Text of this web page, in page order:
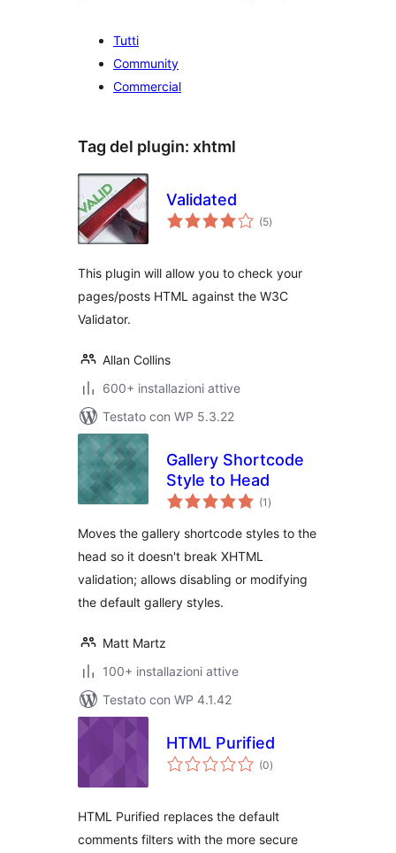
Tutti
Community
Commercial
Tag del plugin: xhtml
Validated
(5valutazioni
totali
)
This plugin will allow you to check your
pages/posts HTML against the W3C
Validator.
Allan Collins
600+ installazioni attive
Testato con WP 5.3.22
Gallery Shortcode
Style to Head
(1 valutazioni
totali
)
Moves the gallery shortcode styles to the
head so it doesn't break XHTML
validation; allows disabling or modifying
the default gallery styles.
Matt Martz
100+ installazioni attive
Testato con WP 4.1.42
HTML Purified
(0valutazioni
totali
)
HTML Purified replaces the default
comments filters with the more secure